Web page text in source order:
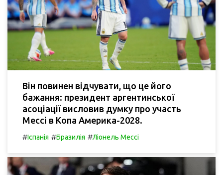
Він повинен відчувати, що це його
бажання: президент аргентинської
асоціації висловив думку про участь
Мессі в Копа Америка-2028.
#Іспанія #Бразилія #Ліонель Мессі